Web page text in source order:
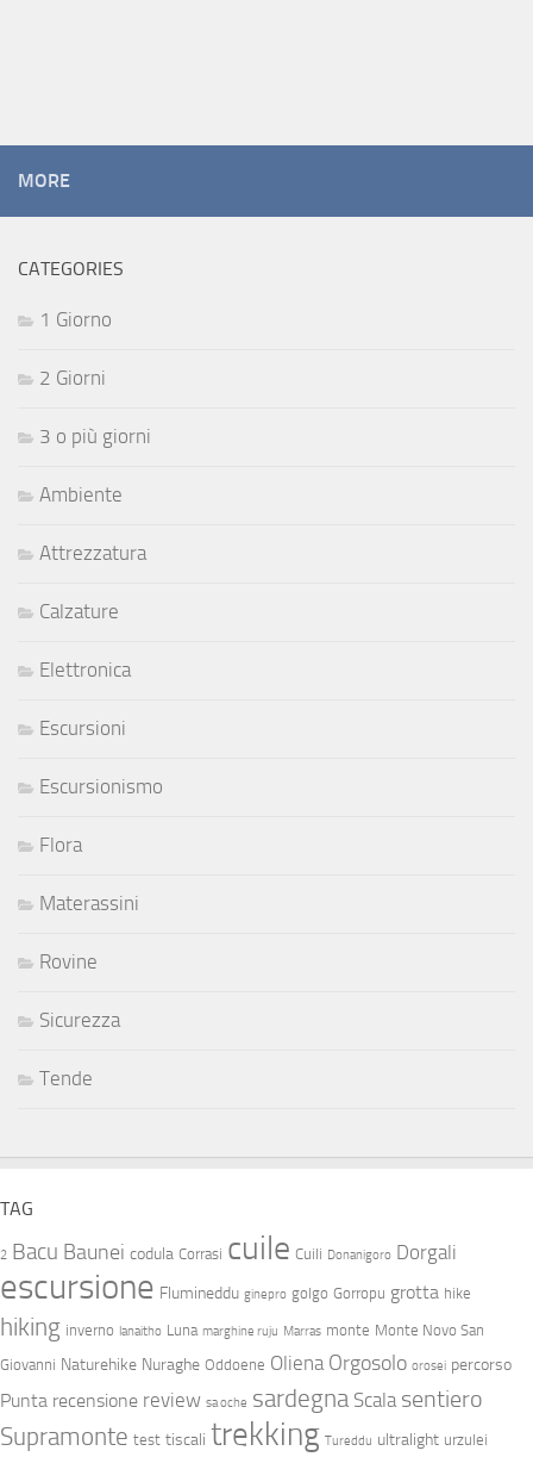
MORE
CATEGORIES
1 Giorno
2 Giorni
3 o più giorni
Ambiente
Attrezzatura
Calzature
Elettronica
Escursioni
Escursionismo
Flora
Materassini
Rovine
Sicurezza
Tende
TAG
2 Bacu Baunei codula Corrasi cuile Cuili Donanigoro Dorgali
escursione Flumineddu ginepro golgo Gorropu grotta hike
hiking inverno lanaitho Luna marghine ruju Marras monte Monte Novo San
Giovanni Naturehike Nuraghe Oddoene Oliena Orgosolo orosei percorso
Punta recensione review sa oche sardegna Scala sentiero
Supramonte test tiscali trekking Tureddu ultralight urzulei